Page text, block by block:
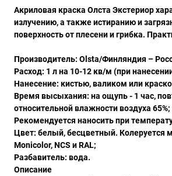
Акриловая краска Олста Экстериор
излучению, а также истиранию и
поверхность от плесени и грибка.
Производитель: Olsta/Финляндия –
Расход: 1 л на 10-12 кв/м (при
Нанесение: кистью, валиком или
Время высыхания: на ощупь - 1 час,
относительной влажности воздуха 65%;
Рекомендуется наносить при
Цвет: белый, бесцветный.
Monicolor, NCS и RAL;
Разбавитель: вода.
Описание